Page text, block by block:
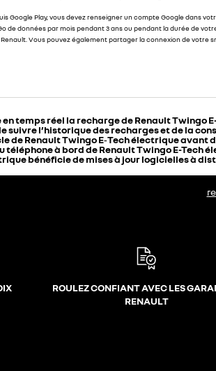
Google Play, vous devez renseigner un compte Google dans
de données par mois pendant 3 ans ou pendant la durée de
Vous pouvez également partager la connexion de votre
temps réel la recharge de Renault Twingo
suivre l’historique des recharges et de la
de Renault Twingo E‑Tech électrique avant
à bord de Renault Twingo E-Tech
bénéficie de mises à jour logicielles à
ROULEZ CONFIANT AVEC LES
RENAULT